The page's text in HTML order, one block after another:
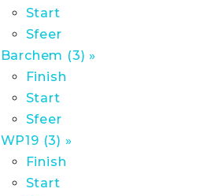
Start
Sfeer
Barchem (3) »
Finish
Start
Sfeer
WP19 (3) »
Finish
Start